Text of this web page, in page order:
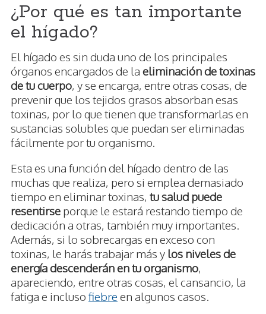
¿Por qué es tan importante
el hígado?
El hígado es sin duda uno de los principales
órganos encargados de la eliminación de toxinas
de tu cuerpo, y se encarga, entre otras cosas, de
prevenir que los tejidos grasos absorban esas
toxinas, por lo que tienen que transformarlas en
sustancias solubles que puedan ser eliminadas
fácilmente por tu organismo.
Esta es una función del hígado dentro de las
muchas que realiza, pero si emplea demasiado
tiempo en eliminar toxinas, tu salud puede
resentirse porque le estará restando tiempo de
dedicación a otras, también muy importantes.
Además, si lo sobrecargas en exceso con
toxinas, le harás trabajar más y los niveles de
energía descenderán en tu organismo,
apareciendo, entre otras cosas, el cansancio, la
fatiga e incluso fiebre en algunos casos.